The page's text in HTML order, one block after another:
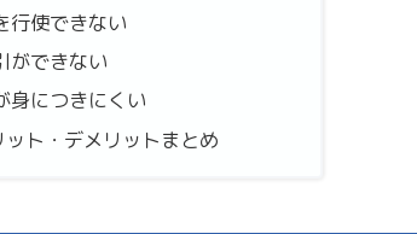
行使できない
ができない
身につきにくい
ト・デメリットまとめ